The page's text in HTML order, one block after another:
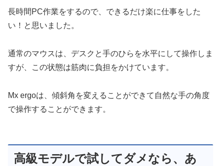
長時間PC作業をするので、できるだけ楽に仕事をした
い！と思いました。
通常のマウスは、デスクと手のひらを水平にして操作しま
すが、この状態は筋肉に負担をかけています。
Mx ergoは、傾斜角を変えることができて自然な手の角度
で操作することができます。
高級モデルで試してダメなら、あ